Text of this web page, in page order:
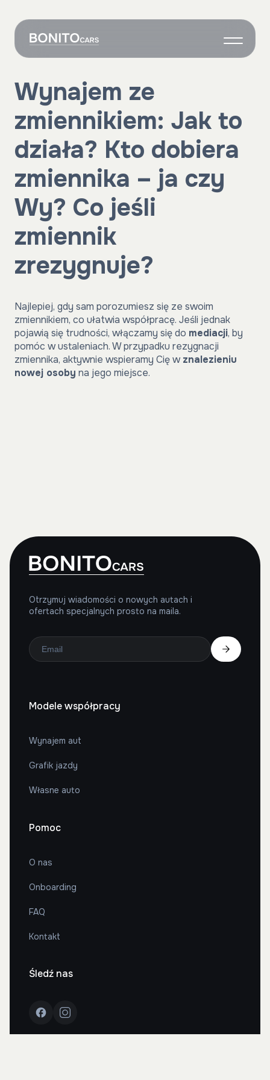
Wynajem
Grafik
Własne auto
Onboarding
Kontakt
Wynajem ze
zmiennikiem: Jak to
działa? Kto dobiera
zmiennika – ja czy
Wy? Co jeśli
zmiennik
zrezygnuje?
Najlepiej, gdy sam porozumiesz się ze swoim
zmiennikiem, co ułatwia współpracę. Jeśli jednak
pojawią się trudności, włączamy się do mediacji, by
pomóc w ustaleniach. W przypadku rezygnacji
zmiennika, aktywnie wspieramy Cię wznalezieniu
nowej osoby na jego miejsce.
Otrzymuj wiadomości o nowych autach i
ofertach specjalnych prosto na maila.
Modele współpracy
Wynajem aut
Grafik jazdy
Własne auto
Pomoc
O nas
Onboarding
FAQ
Kontakt
Śledź nas